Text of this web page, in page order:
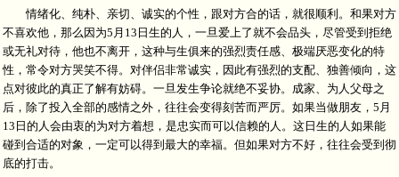
情绪化、纯朴、亲切、诚实的个性，跟对方合的话，就很顺利。和果对方
不喜欢他，那么因为5月13日生的人，一旦爱上了就不会品头，尽管受到拒绝
或无礼对待，他也不离开，这种与生俱来的强烈责任感、极端厌恶变化的特
性，常令对方哭笑不得。对伴侣非常诚实，因此有强烈的支配、独善倾向，这
点对彼此的真正了解有妨碍。一旦发生争论就绝不妥协。成家、为人父母之
后，除了投入全部的感情之外，往往会变得刻苦而严厉。如果当做朋友，5月
13日的人会由衷的为对方着想，是忠实而可以信赖的人。这日生的人如果能
碰到合适的对象，一定可以得到最大的幸福。但如果对方不好，往往会受到彻
底的打击。